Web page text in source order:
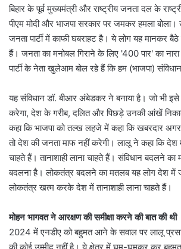
बिहार के पूर्व मुख्यमंत्री और राष्ट्रीय जनता दल के
पीएम मोदी और भाजपा सरकार पर जमकर हमला बोला।
जनता पार्टी में काफी घबराहट है। ये लोग यह मानकर बैठे
हैं। जनता का मनोबल गिराने के लिए '400 पार' का
पार्टी के नेता खुलेआम बोल रहे हैं कि हम (भाजपा)
यह संविधान डॉ. बीआर अंबेडकर ने बनाया है। जो भी
करेगा, देश के गरीब, दलित और पिछड़े उनकी आंखें
कहा कि भाजपा को तल्ख लहजे में कहा कि खबरदार
तो देश की जनता माफ नहीं करेगी। लालू ने कहा कि देश
चाहते हैं। तानाशाही लाना चाहते हैं। संविधान बदलने
बदलना है। लोकतंत्र बदलने का मतलब यह लोग देश में
लोकतंत्र खत्म करके देश में तानाशाही लाना चाहते हैं।
मोहन भागवत ने आरक्षण की समीक्षा करने की बात की थी
2024 में एनडीए को बहुमत आने के सवाल पर लालू